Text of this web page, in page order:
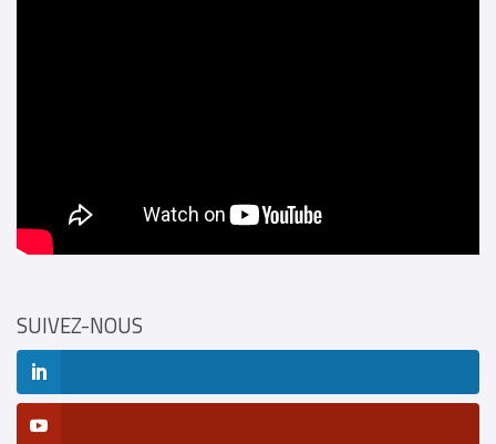
SUIVEZ-NOUS